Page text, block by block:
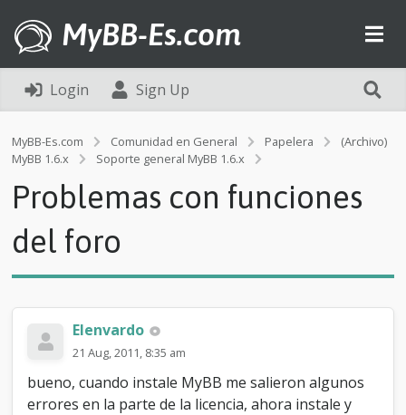
MyBB-Es.com
Login Sign Up
MyBB-Es.com Comunidad en General Papelera
(Archivo)
MyBB 1.6.x
Soporte general MyBB 1.6.x
o
b
a
c
u
n
Problemas con funciones
del foro
Elenvardo
21 Aug, 2011, 8:35 am
bueno, cuando instale MyBB me salieron algunos
errores en la parte de la licencia, ahora instale y